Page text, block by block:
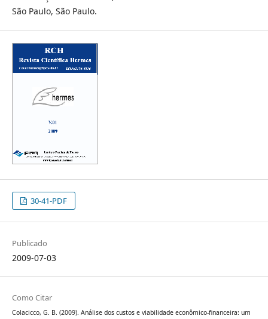
São Paulo, São Paulo.
30-41-PDF
Publicado
2009-07-03
Como Citar
Colacicco, G. B. (2009). Análise dos custos e viabilidade econômico-financeira: um